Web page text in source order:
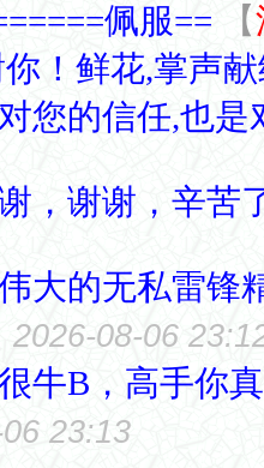
佩服== 【
！鲜花,掌声
您的信任,也是
，谢谢，辛苦
大的无私雷锋
2026-08-06
牛B，高手你
23:13